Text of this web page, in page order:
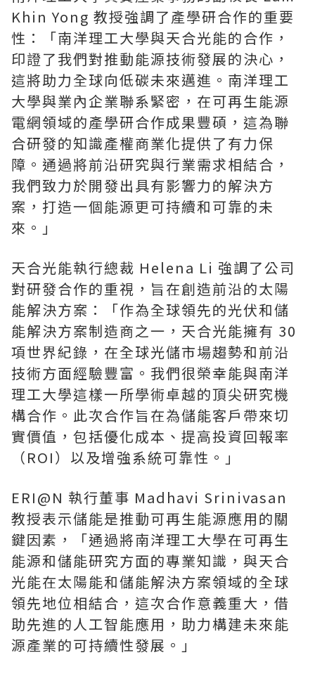
Khin Yong 教授強調了產學研合作的重要
性：「南洋理工大學與天合光能的合作，
印證了我們對推動能源技術發展的決心，
這將助力全球向低碳未來邁進。南洋理工
大學與業內企業聯系緊密，在可再生能源
電網領域的產學研合作成果豐碩，這為聯
合研發的知識產權商業化提供了有力保
障。通過將前沿研究與行業需求相結合，
我們致力於開發出具有影響力的解決方
案，打造一個能源更可持續和可靠的未
來。」
天合光能執行總裁 Helena Li 強調了公司
對研發合作的重視，旨在創造前沿的太陽
能解決方案：「作為全球領先的光伏和儲
能解決方案制造商之一，天合光能擁有 30
項世界紀錄，在全球光儲市場趨勢和前沿
技術方面經驗豐富。我們很榮幸能與南洋
理工大學這樣一所學術卓越的頂尖研究機
構合作。此次合作旨在為儲能客戶帶來切
實價值，包括優化成本、提高投資回報率
（ROI）以及增強系統可靠性。」
ERI@N 執行董事 Madhavi Srinivasan
教授表示儲能是推動可再生能源應用的關
鍵因素，「通過將南洋理工大學在可再生
能源和儲能研究方面的專業知識，與天合
光能在太陽能和儲能解決方案領域的全球
領先地位相結合，這次合作意義重大，借
助先進的人工智能應用，助力構建未來能
源產業的可持續性發展。」